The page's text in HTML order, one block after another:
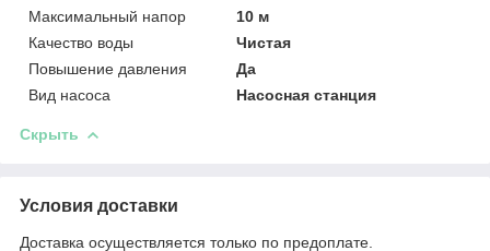
Максимальный напор
10 м
Качество воды
Чистая
Повышение давления
Да
Вид насоса
Насосная станция
Скрыть
Условия доставки
Доставка осуществляется только по предоплате.